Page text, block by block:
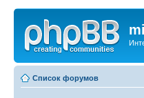
Список форумов